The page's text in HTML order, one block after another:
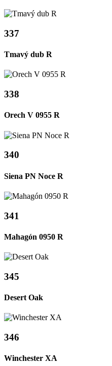
337
Tmavý dub R
338
Orech V 0955 R
340
Siena PN Noce R
341
Mahagón 0950 R
345
Desert Oak
346
Winchester XA